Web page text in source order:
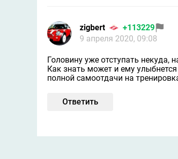
zigbert
+113229
9 апреля 2020, 09:08
Головину уже отступать некуда,
Как знать может и ему
полной самоотдачи на
Ответить